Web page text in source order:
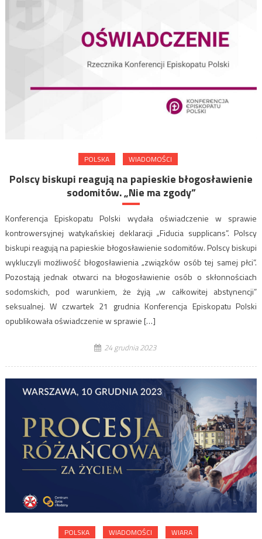
POLSKA WIADOMOŚCI
Polscy biskupi reagują na papieskie błogosławienie
sodomitów. „Nie ma zgody”
Konferencja Episkopatu Polski wydała oświadczenie w sprawie
kontrowersyjnej watykańskiej deklaracji „Fiducia supplicans”. Polscy
biskupi reagują na papieskie błogosławienie sodomitów. Polscy biskupi
wykluczyli możliwość błogosławienia „związków osób tej samej płci”.
Pozostają jednak otwarci na błogosławienie osób o skłonnościach
sodomskich, pod warunkiem, że żyją „w całkowitej abstynencji”
seksualnej. W czwartek 21 grudnia Konferencja Episkopatu Polski
opublikowała oświadczenie w sprawie […]
24 grudnia 2023
POLSKA WIADOMOŚCI WIARA